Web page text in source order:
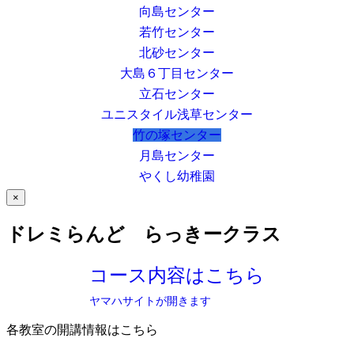
向島センター
若竹センター
北砂センター
大島６丁目センター
立石センター
ユニスタイル浅草センター
竹の塚センター
月島センター
やくし幼稚園
×
ドレミらんど らっきークラス
コース内容はこちら
ヤマハサイトが開きます
各教室の開講情報はこちら